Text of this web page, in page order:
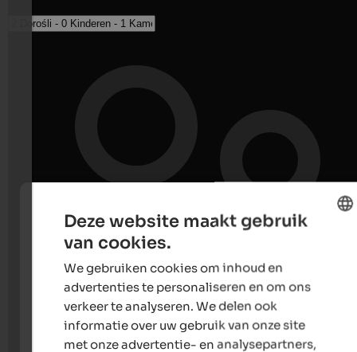
Deze website maakt gebruik
van cookies.
We gebruiken cookies om inhoud en
advertenties te personaliseren en om ons
verkeer te analyseren. We delen ook
informatie over uw gebruik van onze site
met onze advertentie- en analysepartners,